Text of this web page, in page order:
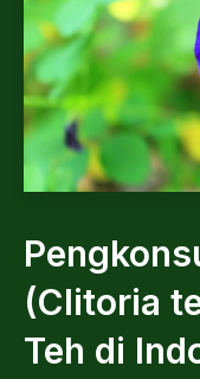
(Clitoria
Teh di